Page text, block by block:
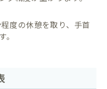
度の休憩を取り、手首